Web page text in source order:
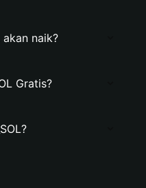
akan naik?
Gratis?